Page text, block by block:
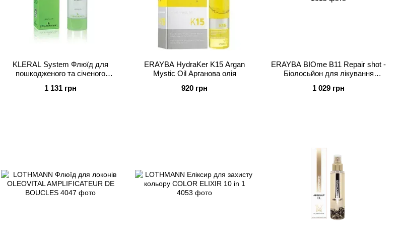
KLERAL System Флюїд для
пошкодженого та січеного
1 131 грн
ERAYBA HydraKer K15 Argan
Mystic Oil Арганова олія
920 грн
ERAYBA BIOme B11 Repair shot -
Біолосьйон для лікування
1 029 грн